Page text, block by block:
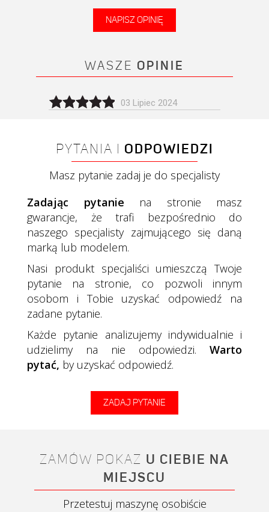
NAPISZ OPINIĘ
WASZE OPINIE
03 Lipiec 2024
PYTANIA I ODPOWIEDZI
Masz pytanie zadaj je do specjalisty
Zadając pytanie na stronie masz
gwarancje, że trafi bezpośrednio do
naszego specjalisty zajmującego się daną
marką lub modelem.
Nasi produkt specjaliści umieszczą Twoje
pytanie na stronie, co pozwoli innym
osobom i Tobie uzyskać odpowiedź na
zadane pytanie.
Każde pytanie analizujemy indywidualnie i
udzielimy na nie odpowiedzi. Warto
pytać, by uzyskać odpowiedź.
ZADAJ PYTANIE
ZAMÓW POKAZ U CIEBIE NA
MIEJSCU
Przetestuj maszynę osobiście